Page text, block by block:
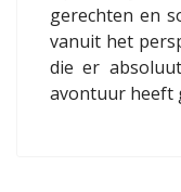
gerechten en
vanuit het
die er
avontuur heeft